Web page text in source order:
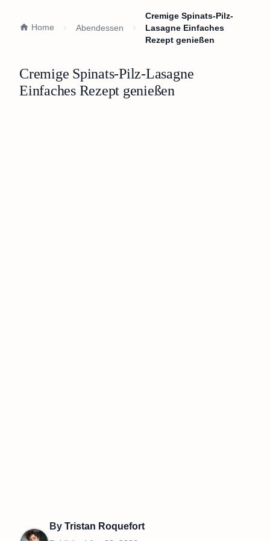
Home Abendessen
Cremige Spinats-Pilz-
Lasagne Einfaches
Rezept genießen
Cremige Spinats-Pilz-Lasagne
Einfaches Rezept genießen
By Tristan Roquefort